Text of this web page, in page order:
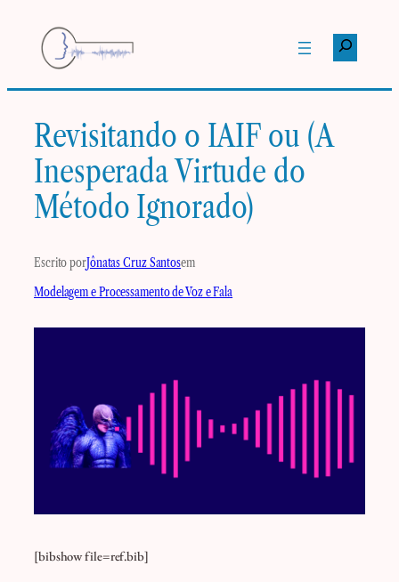
conteúdo
Pesquisar
Revisitando o IAIF ou (A
Inesperada Virtude do
Método Ignorado)
Escrito porJônatas Cruz Santosem
Modelagem e Processamento de Voz e Fala
[bibshow file=ref.bib]